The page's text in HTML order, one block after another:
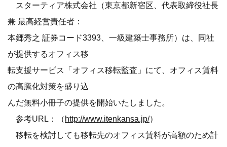
スターティア株式会社（東京都新宿区、代表取締役社長
兼 最高経営責任者：
本郷秀之 証券コード3393、一級建築士事務所）は、同社
が提供するオフィス移
転支援サービス「オフィス移転監査」にて、オフィス賃料
の高騰化対策を盛り込
んだ無料小冊子の提供を開始いたしました。
参考URL：（http://www.itenkansa.jp/）
移転を検討しても移転先のオフィス賃料が高額のため計